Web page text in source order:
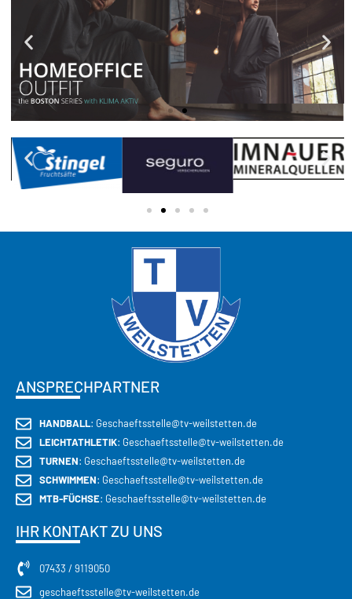
ANSPRECHPARTNER
HANDBALL: Geschaeftsstelle@tv-weilstetten.de
LEICHTATHLETIK: Geschaeftsstelle@tv-weilstetten.de
TURNEN: Geschaeftsstelle@tv-weilstetten.de
SCHWIMMEN: Geschaeftsstelle@tv-weilstetten.de
MTB-FÜCHSE: Geschaeftsstelle@tv-weilstetten.de
IHR KONTAKT ZU UNS
07433 / 9119050
geschaeftsstelle@tv-weilstetten.de